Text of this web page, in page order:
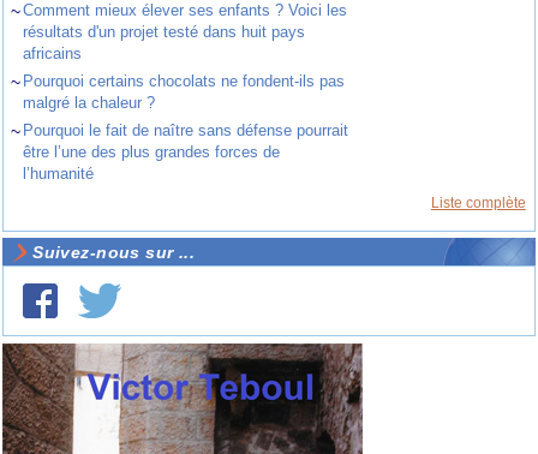
~Comment mieux élever ses enfants ? Voici les
résultats d'un projet testé dans huit pays
africains
~ Pourquoi certains chocolats ne fondent-ils pas
malgré la chaleur ?
~ Pourquoi le fait de naître sans défense pourrait
être l’une des plus grandes forces de
l’humanité
Liste complète
Suivez-nous sur ...